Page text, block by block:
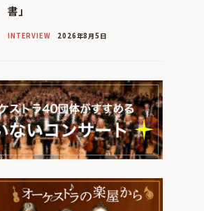
書」
INTERVIEW 2026年8月5日